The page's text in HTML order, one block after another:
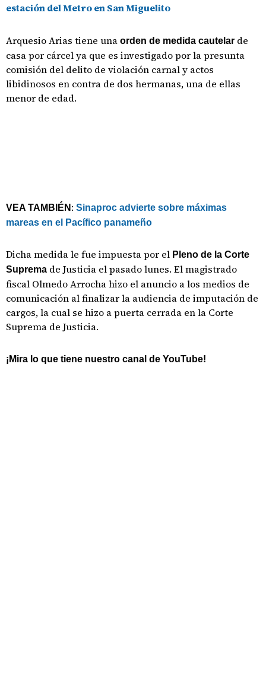
estación del Metro en San Miguelito
Arquesio Arias tiene una orden de medida cautelar de
casa por cárcel ya que es investigado por la presunta
comisión del delito de violación carnal y actos
libidinosos en contra de dos hermanas, una de ellas
menor de edad.
VEA TAMBIÉN : Sinaproc advierte sobre máximas
mareas en el Pacífico panameño
Dicha medida le fue impuesta por el Pleno de la Corte
Suprema de Justicia el pasado lunes. El magistrado
fiscal Olmedo Arrocha hizo el anuncio a los medios de
comunicación al finalizar la audiencia de imputación de
cargos, la cual se hizo a puerta cerrada en la Corte
Suprema de Justicia.
¡Mira lo que tiene nuestro canal de YouTube!